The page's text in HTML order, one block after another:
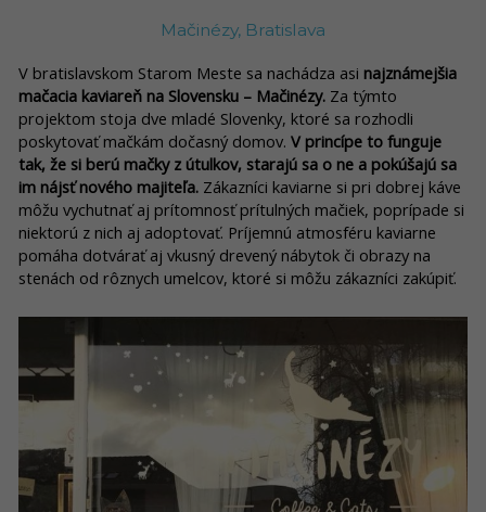
Mačinézy, Bratislava
V bratislavskom Starom Meste sa nachádza asi najznámejšia
mačacia kaviareň na Slovensku – Mačinézy. Za týmto
projektom stoja dve mladé Slovenky, ktoré sa rozhodli
poskytovať mačkám dočasný domov. V princípe to funguje
tak, že si berú mačky z útulkov, starajú sa o ne a pokúšajú sa
im nájsť nového majiteľa. Zákazníci kaviarne si pri dobrej káve
môžu vychutnať aj prítomnosť prítulných mačiek, poprípade si
niektorú z nich aj adoptovať. Príjemnú atmosféru kaviarne
pomáha dotvárať aj vkusný drevený nábytok či obrazy na
stenách od rôznych umelcov, ktoré si môžu zákazníci zakúpiť.